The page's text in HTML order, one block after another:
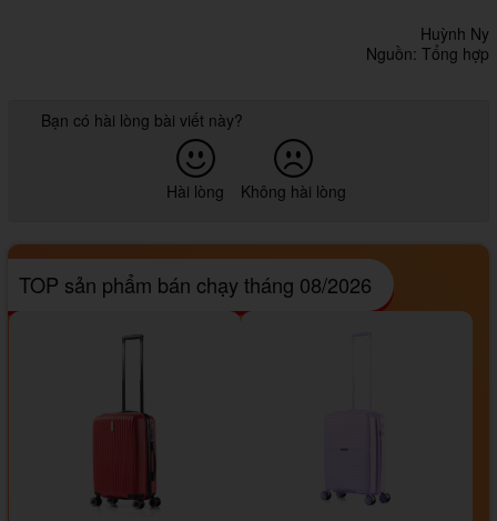
Huỳnh Ny
Nguồn: Tổng hợp
Bạn có hài lòng bài viết này?
Hài lòng Không hài lòng
TOP sản phẩm bán chạy tháng 08/2026